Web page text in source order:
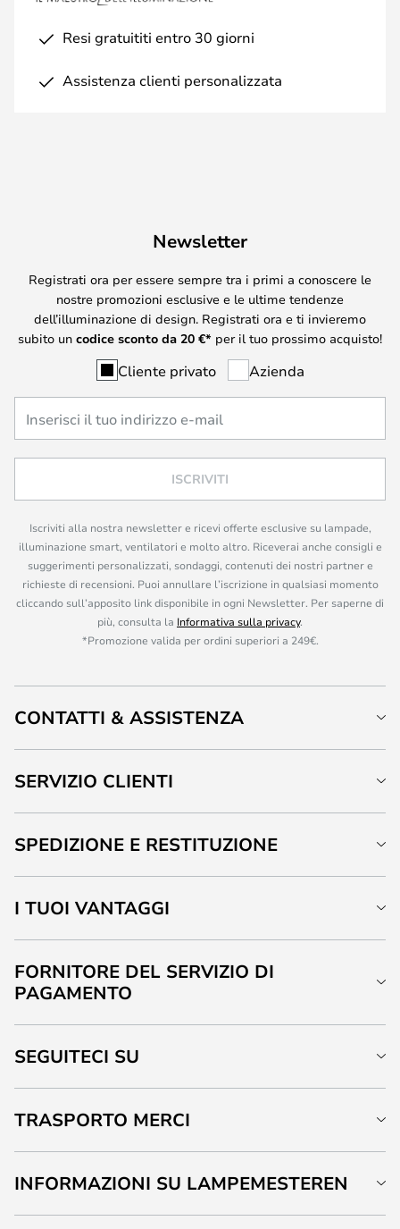
Resi gratuititi entro 30 giorni
Assistenza clienti personalizzata
Newsletter
Registrati ora per essere sempre tra i primi a conoscere le
nostre promozioni esclusive e le ultime tendenze
dell’illuminazione di design. Registrati ora e ti invieremo
subito un codice sconto da 20 €* per il tuo prossimo acquisto!
Cliente privato Azienda
ISCRIVITI
Iscriviti alla nostra newsletter e ricevi offerte esclusive su lampade,
illuminazione smart, ventilatori e molto altro. Riceverai anche consigli e
suggerimenti personalizzati, sondaggi, contenuti dei nostri partner e
richieste di recensioni. Puoi annullare l’iscrizione in qualsiasi momento
cliccando sull’apposito link disponibile in ogni Newsletter. Per saperne di
più, consulta la Informativa sulla privacy.
*Promozione valida per ordini superiori a 249€.
CONTATTI & ASSISTENZA
SERVIZIO CLIENTI
SPEDIZIONE E RESTITUZIONE
I TUOI VANTAGGI
FORNITORE DEL SERVIZIO DI
PAGAMENTO
SEGUITECI SU
TRASPORTO MERCI
INFORMAZIONI SU LAMPEMESTEREN